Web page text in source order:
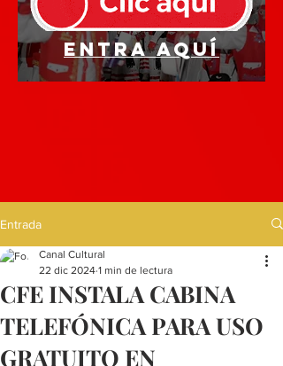
Entra aquí
Entrada
CFE INSTALA CABINA
TELEFÓNICA PARA USO
GRATUITO EN
Canal Cultural
22 dic 2024 1 min de lectura